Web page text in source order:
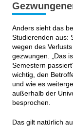
Anders sieht das
Studierenden aus:
wegen des
gezwungen. „Das
Semestern
wichtig, den
und wie es
außerhalb der
besprochen.
Das gilt natürlich